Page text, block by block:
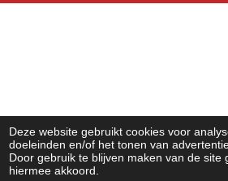
Deze website gebruikt cookies voor
doeleinden en/of het tonen van
Door gebruik te blijven maken van de site
hiermee akkoord.